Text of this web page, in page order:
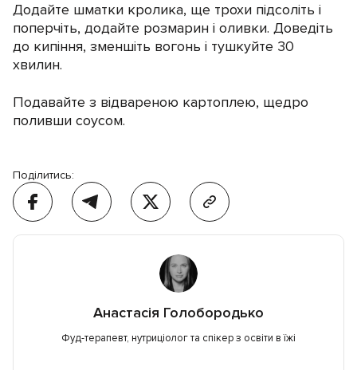
Додайте шматки кролика, ще трохи підсоліть і
поперчіть, додайте розмарин і оливки. Доведіть
до кипіння, зменшіть вогонь і тушкуйте 30
хвилин.
Подавайте з відвареною картоплею, щедро
поливши соусом.
Поділитись:
Анастасія Голобородько
Фуд-терапевт, нутриціолог та спікер з освіти в їжі